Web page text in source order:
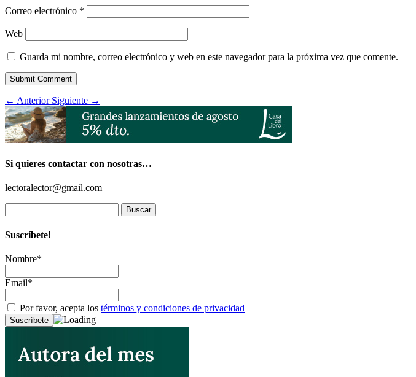
Correo electrónico *
Web
Guarda mi nombre, correo electrónico y web en este navegador para la próxima vez que comente.
Submit Comment
← Anterior Siguiente →
Si quieres contactar con nosotras…
lectoralector@gmail.com
Suscríbete!
Nombre*
Email*
Por favor, acepta los términos y condiciones de privacidad